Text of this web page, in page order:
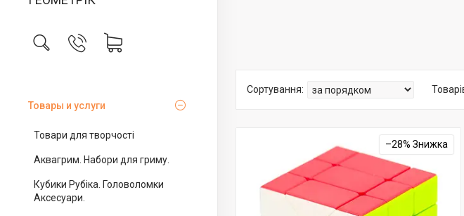
Товары и услуги
Товари для творчості
Аквагрим. Набори для гриму.
Кубики Рубіка. Головоломки
Аксесуари.
–28%